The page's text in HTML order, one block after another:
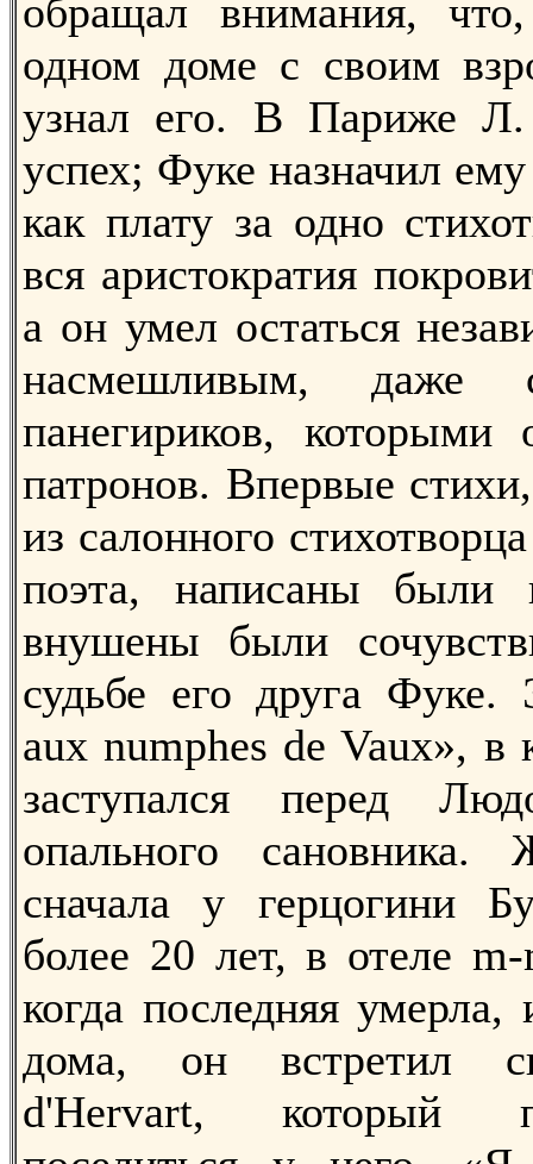
обращал внимания,
одном доме с своим
узнал его. В Париже Л.
успех; Фуке назначил
как плату за одно
вся аристократия
а он умел остаться
насмешливым, даже
панегириков,
патронов. Впервые
из салонного
поэта, написаны
внушены были
судьбе его друга
аuх numphes de Vaux», в
заступался перед
опального
сначала у герцогини
более 20 лет, в отеле
когда последняя
дома, он встретил
d'Hervart, который